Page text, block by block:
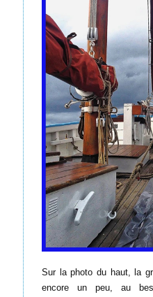
Sur la photo du haut, la
encore un peu, au